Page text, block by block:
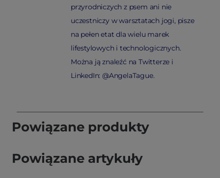
przyrodniczych z psem ani nie
uczestniczy w warsztatach jogi, pisze
na pełen etat dla wielu marek
lifestylowych i technologicznych.
Można ją znaleźć na Twitterze i
LinkedIn: @AngelaTague.
Powiązane produkty
Powiązane artykuły